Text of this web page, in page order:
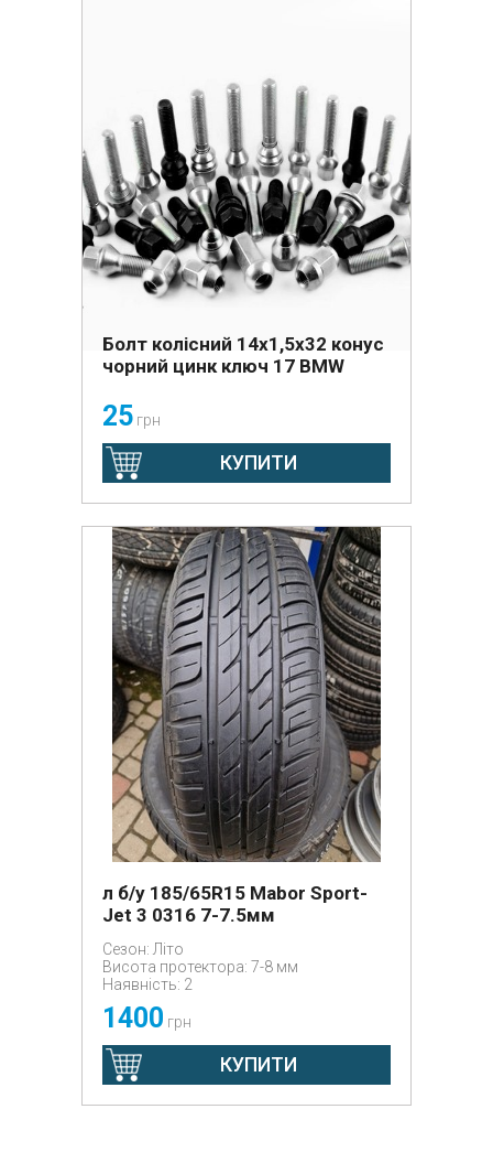
Болт колісний 14х1,5x32 конус
чорний цинк ключ 17 BMW
25 грн
КУПИТИ
л б/у 185/65R15 Mabor Sport-
Jet 3 0316 7-7.5мм
Сезон: Літо
Висота протектора: 7-8 мм
Наявність: 2
1400 грн
КУПИТИ